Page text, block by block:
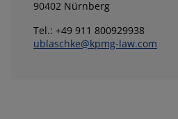
90402 Nürnberg
Tel.: +49 911 800929938
ublaschke@kpmg-law.com